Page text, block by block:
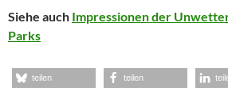
Siehe auch Impressionen der
Parks
teilen teilen